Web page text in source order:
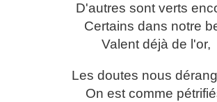
D'autres sont verts
Certains dans notre
Valent déjà de l'or,
Les doutes nous
On est comme